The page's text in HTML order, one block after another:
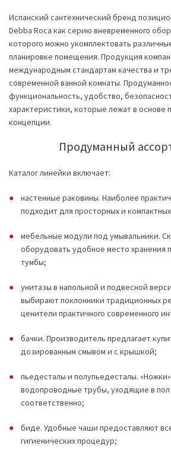
Испанский сантехнический бренд
Debba Roca как серию вневременного
которого можно укомплектовать
планировке помещения. Продукция
международным стандартам качества и
современной ванной комнаты.
функциональность, удобство,
характеристики, которые лежат в основе
концепции.
Продуманный
Каталог линейки включает:
настенные раковины. Наиболее
подходит для просторных и
мебельные модули под умывальники.
оборудовать удобное место хранения
тумбы;
унитазы в напольной и подвесной
выбирают поклонники традиционных
ценители практичного современного
бачки. Производитель предлагает
дозированным смывом и с крышкой;
пьедесталы и полупьедесталы.
водопроводные трубы, уходящие в пол
соответственно;
биде. Удобные чаши предоставляют
гигиенических процедур;